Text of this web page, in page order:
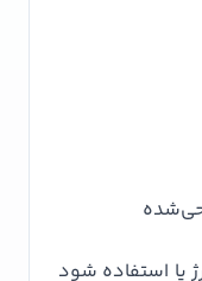
یا استفاده شود